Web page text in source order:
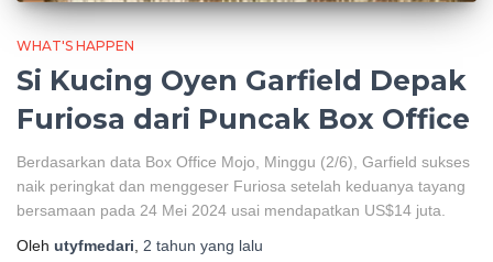
WHAT'S HAPPEN
Si Kucing Oyen Garfield Depak
Furiosa dari Puncak Box Office
Berdasarkan data Box Office Mojo, Minggu (2/6), Garfield sukses
naik peringkat dan menggeser Furiosa setelah keduanya tayang
bersamaan pada 24 Mei 2024 usai mendapatkan US$14 juta.
Oleh utyfmedari 2 tahun yang lalu